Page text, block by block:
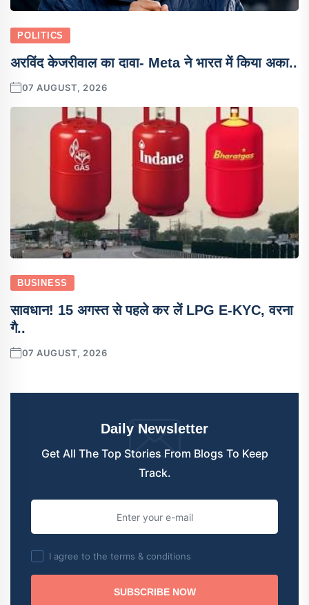
POLITICS
अरविंद केजरीवाल का दावा- Meta ने भारत में किया अका..
07 AUGUST, 2026
BUSINESS
सावधान! 15 अगस्त से पहले कर लें LPG E-KYC, वरना
गै..
07 AUGUST, 2026
Daily Newsletter
Get All The Top Stories From Blogs To Keep
Track.
I agree to the terms & conditions
SUBSCRIBE NOW